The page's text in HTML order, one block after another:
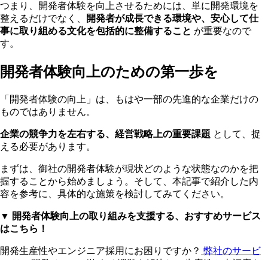
つまり、開発者体験を向上させるためには、単に開発環境を
整えるだけでなく、
開発者が成長できる環境や、安心して仕
事に取り組める文化を包括的に整備すること が重要なので
す。
開発者体験向上のための第一歩を
「開発者体験の向上」は、もはや一部の先進的な企業だけの
ものではありません。
企業の競争力を左右する、経営戦略上の重要課題 として、捉
える必要があります。
まずは、御社の開発者体験が現状どのような状態なのかを把
握することから始めましょう。そして、本記事で紹介した内
容を参考に、具体的な施策を検討してみてください。
▼ 開発者体験向上の取り組みを支援する、おすすめサービス
はこちら！
開発生産性やエンジニア採用にお困りですか？ 弊社のサービ